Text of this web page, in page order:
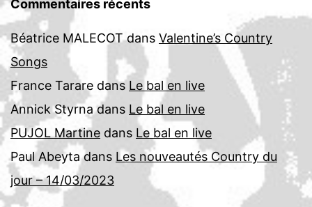
Commentaires récents
Béatrice MALECOTdans Valentine’s Country
Songs
France Tarare dans Le bal en live
Annick Styrnadans Le bal en live
PUJOL Martine dans Le bal en live
Paul Abeytadans Les nouveautés Country du
jour – 14/03/2023